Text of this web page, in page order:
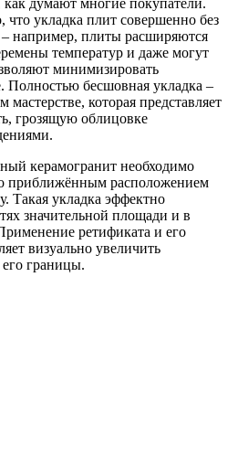
что укладка плит совершенно без
например, плиты расширяются
температур и даже могут
минимизировать
бесшовная укладка –
которая представляет
грозящую облицовке
керамогранит необходимо
приближённым расположением
Такая укладка эффектно
значительной площади и в
ретификата и его
визуально увеличить
его границы.